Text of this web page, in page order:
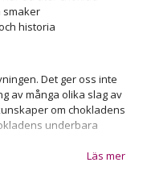
smaker
historia
Det ger oss inte
av många olika slag av
om chokladens
underbara
vi får även smaka på
Läs mer